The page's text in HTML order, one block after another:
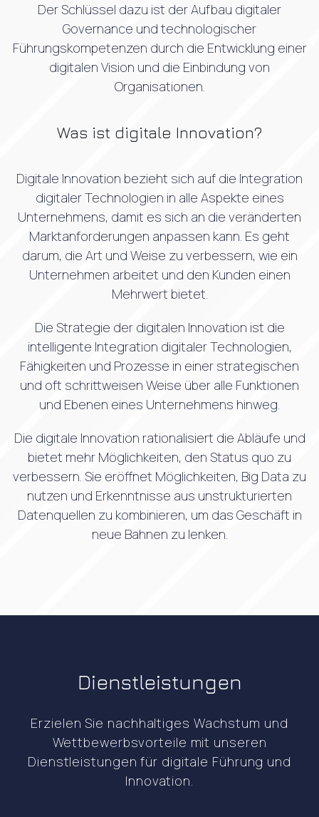
Der Schlüssel dazu ist der Aufbau digitaler
Governance und technologischer
Führungskompetenzen durch die Entwicklung einer
digitalen Vision und die Einbindung von
Organisationen.
Was ist digitale Innovation?
Digitale Innovation bezieht sich auf die Integration
digitaler Technologien in alle Aspekte eines
Unternehmens, damit es sich an die veränderten
Marktanforderungen anpassen kann. Es geht
darum, die Art und Weise zu verbessern, wie ein
Unternehmen arbeitet und den Kunden einen
Mehrwert bietet.
Die Strategie der digitalen Innovation ist die
intelligente Integration digitaler Technologien,
Fähigkeiten und Prozesse in einer strategischen
und oft schrittweisen Weise über alle Funktionen
und Ebenen eines Unternehmens hinweg.
Die digitale Innovation rationalisiert die Abläufe und
bietet mehr Möglichkeiten, den Status quo zu
verbessern. Sie eröffnet Möglichkeiten, Big Data zu
nutzen und Erkenntnisse aus unstrukturierten
Datenquellen zu kombinieren, um das Geschäft in
neue Bahnen zu lenken.
Dienstleistungen
Erzielen Sie nachhaltiges Wachstum und
Wettbewerbsvorteile mit unseren
Dienstleistungen für digitale Führung und
Innovation.